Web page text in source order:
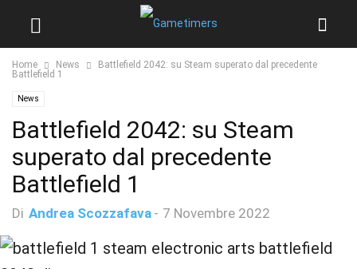
Home News
Battlefield 2042: su Steam superato dal precedente
Battlefield 1
News
Battlefield 2042: su Steam
superato dal precedente
Battlefield 1
Di Andrea Scozzafava - 7 Novembre 2022